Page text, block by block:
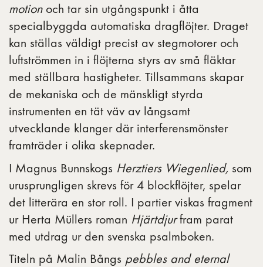
motion och tar sin utgångspunkt i åtta
specialbyggda automatiska dragflöjter. Draget
kan ställas väldigt precist av stegmotorer och
luftströmmen in i flöjterna styrs av små fläktar
med ställbara hastigheter. Tillsammans skapar
de mekaniska och de mänskligt styrda
instrumenten en tät väv av långsamt
utvecklande klanger där interferensmönster
framträder i olika skepnader.
I Magnus Bunnskogs Herztiers Wiegenlied, som
urusprungligen skrevs för 4 blockflöjter, spelar
det litterära en stor roll. I partier viskas fragment
ur Herta Müllers roman Hjärtdjurfram parat
med utdrag ur den svenska psalmboken.
Titeln på Malin Bångs pebbles and eternal